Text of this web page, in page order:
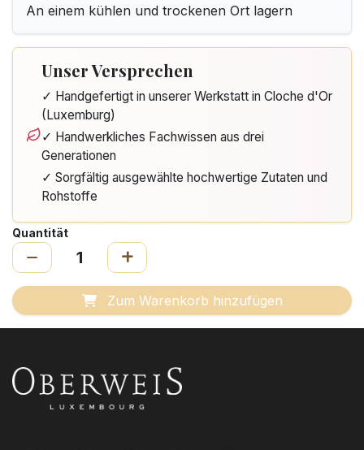
An einem kühlen und trockenen Ort lagern
Unser Versprechen
✓ Handgefertigt in unserer Werkstatt in Cloche d'Or
(Luxemburg)
✓ Handwerkliches Fachwissen aus drei
Generationen
✓ Sorgfältig ausgewählte hochwertige Zutaten und
Rohstoffe
Quantität
Zum Warenkorb hinzufügen